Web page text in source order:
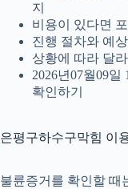
지
비용이 있다면
진행 절차와 예
상황에 따라 달
2026년07월09일
확인하기
은평구하수구막힘 이
불륜증거를 확인할 때